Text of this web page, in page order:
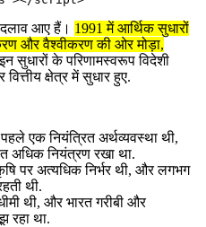
आए हैं। 1991 में आर्थिक सुधारों
और वैश्वीकरण की ओर मोड़ा,
सुधारों के परिणामस्वरूप विदेशी
क्षेत्र में सुधार हुए.
एक नियंत्रित अर्थव्यवस्था थी,
अधिक नियंत्रण रखा था.
पर अत्यधिक निर्भर थी, और लगभग
थी.
थी, और भारत गरीबी और
रहा था.